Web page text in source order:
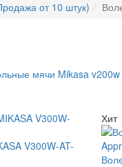
от 10 штук)
мячи Mikasa v200w
V300W-AT-
Хит